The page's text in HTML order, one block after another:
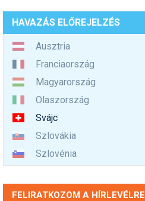
HAVAZÁS ELŐREJELZÉS
Ausztria
Franciaország
Magyarország
Olaszország
Svájc
Szlovákia
Szlovénia
FELIRATKOZOM A HÍRLEVÉLRE